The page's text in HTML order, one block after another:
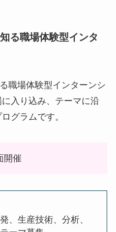
る職場体験型インタ
職場体験型インターンシ
入り込み、テーマに沿
グラムです。
開催
、生産技術、分析、